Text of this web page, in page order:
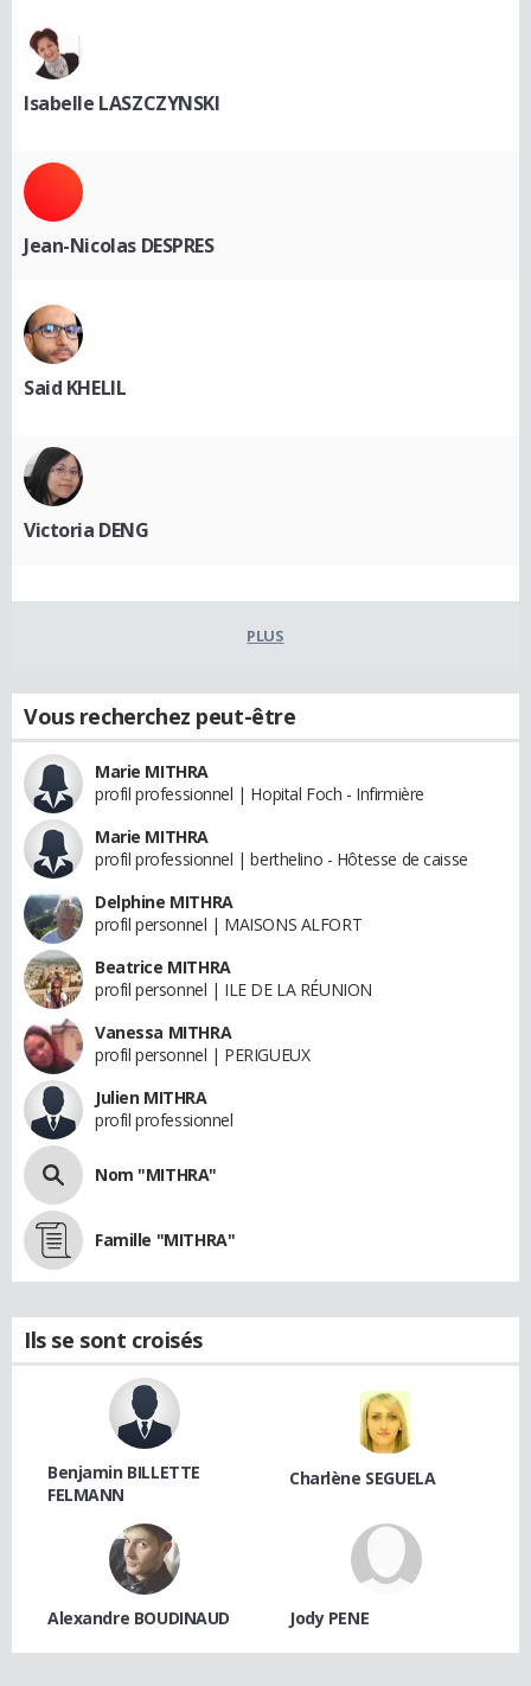
Isabelle LASZCZYNSKI
Jean-Nicolas DESPRES
Said KHELIL
Victoria DENG
PLUS
Vous recherchez peut-être
Marie MITHRA
profil professionnel | Hopital Foch - Infirmière
Marie MITHRA
profil professionnel | berthelino - Hôtesse de caisse
Delphine MITHRA
profil personnel | MAISONS ALFORT
Beatrice MITHRA
profil personnel | ILE DE LA RÉUNION
Vanessa MITHRA
profil personnel | PERIGUEUX
Julien MITHRA
profil professionnel
Nom "MITHRA"
Famille "MITHRA"
Ils se sont croisés
Benjamin BILLETTE
FELMANN
Charlène SEGUELA
Alexandre BOUDINAUD Jody PENE